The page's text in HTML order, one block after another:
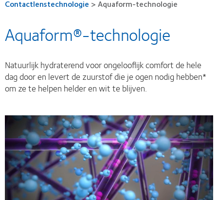
Contactlenstechnologie > Aquaform-technologie
Aquaform®-technologie
Natuurlijk hydraterend voor ongelooflijk comfort de hele
dag door en levert de zuurstof die je ogen nodig hebben*
om ze te helpen helder en wit te blijven.